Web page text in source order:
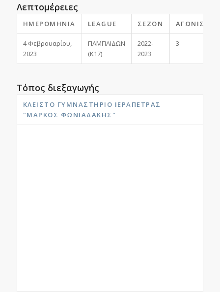
Λεπτομέρειες
ΗΜΕΡΟΜΗΝΊΑ LEAGUE ΣΕΖΌΝ
4 Φεβρουαρίου,
2023
ΠΑΜΠΑΙΔΩΝ
(Κ17)
2022-
2023
3
Τόπος διεξαγωγής
ΚΛΕΙΣΤΌ ΓΥΜΝΑΣΤΉΡΙΟ ΙΕΡΆΠΕΤΡΑΣ
"ΜΆΡΚΟΣ ΦΩΝΙΑΔΆΚΗΣ"